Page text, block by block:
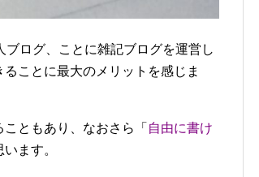
ログ、ことに雑記ブログを運営し
ことに最大のメリットを感じま
ともあり、なおさら「 自由に書け
います。